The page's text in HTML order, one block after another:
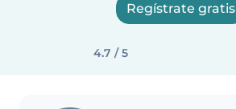
Regístrate gratis
4.7 / 5